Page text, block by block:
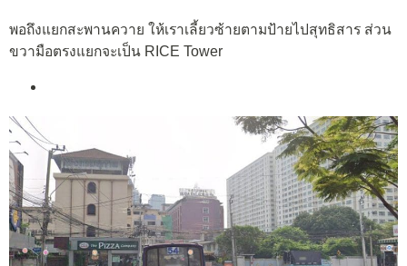
พอถึงแยกสะพานควาย ให้เราเลี้ยวซ้ายตามป้ายไปสุทธิสาร ส่วน
ขวามือตรงแยกจะเป็น RICE Tower